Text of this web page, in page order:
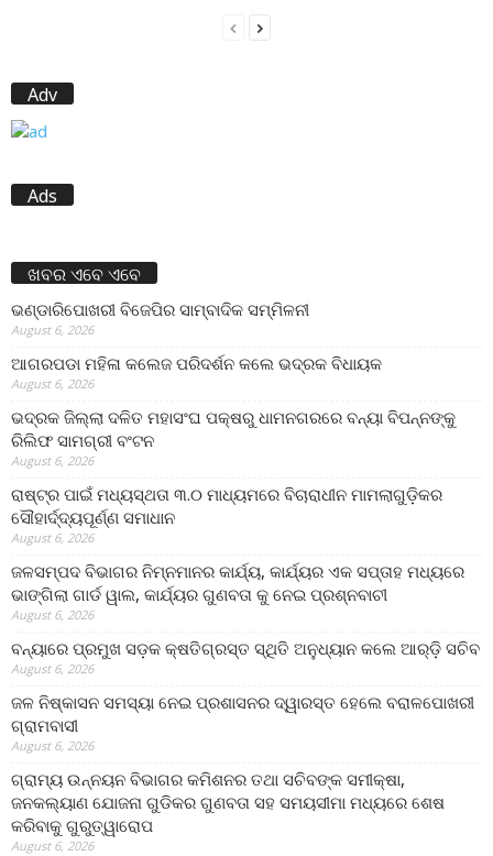
Adv
Ads
ଖବର ଏବେ ଏବେ
ଭଣ୍ଡାରିପୋଖରୀ ବିଜେପିର ସାମ୍ବାଦିକ ସମ୍ମିଳନୀ
August 6, 2026
ଆଗରପଡା ମହିଳା କଲେଜ ପରିଦର୍ଶନ କଲେ ଭଦ୍ରକ ବିଧାୟକ
August 6, 2026
ଭଦ୍ରକ ଜିଲ୍ଲା ଦଳିତ ମହାସଂଘ ପକ୍ଷରୁ ଧାମନଗରରେ ବନ୍ୟା ବିପନ୍ନଙ୍କୁ
ରିଲିଫ ସାମଗ୍ରୀ ବଂଟନ
August 6, 2026
ରାଷ୍ଟ୍ର ପାଇଁ ମଧ୍ୟସ୍ଥତା ୩.୦ ମାଧ୍ୟମରେ ବିଚାରାଧୀନ ମାମଲାଗୁଡ଼ିକର
ସୌହାର୍ଦ୍ଦ୍ୟପୂର୍ଣ୍ଣ ସମାଧାନ
August 6, 2026
ଜଳସମ୍ପଦ ବିଭାଗର ନିମ୍ନମାନର କାର୍ଯ୍ୟ, କାର୍ଯ୍ୟର ଏକ ସପ୍ତାହ ମଧ୍ୟରେ
ଭାଙ୍ଗିଲା ଗାର୍ଡ ୱାଲ, କାର୍ଯ୍ୟର ଗୁଣବତା କୁ ନେଇ ପ୍ରଶ୍ନବାଚୀ
August 6, 2026
ବନ୍ୟାରେ ପ୍ରମୁଖ ସଡ଼କ କ୍ଷତିଗ୍ରସ୍ତ ସ୍ଥିତି ଅନୁଧ୍ୟାନ କଲେ ଆର୍‌ଡ଼ି ସଚିବ
August 6, 2026
ଜଳ ନିଷ୍କାସନ ସମସ୍ୟା ନେଇ ପ୍ରଶାସନର ଦ୍ୱାରସ୍ତ ହେଲେ ବରାଳପୋଖରୀ
ଗ୍ରାମବାସୀ
August 6, 2026
ଗ୍ରାମ୍ୟ ଉନ୍ନୟନ ବିଭାଗର କମିଶନର ତଥା ସଚିବଙ୍କ ସମୀକ୍ଷା,
ଜନକଲ୍ୟାଣ ଯୋଜନା ଗୁଡିକର ଗୁଣବତା ସହ ସମୟସୀମା ମଧ୍ୟରେ ଶେଷ
କରିବାକୁ ଗୁରୁତ୍ୱାରୋପ
August 6, 2026